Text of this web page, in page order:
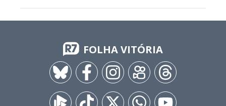
FOLHA VITÓRIA